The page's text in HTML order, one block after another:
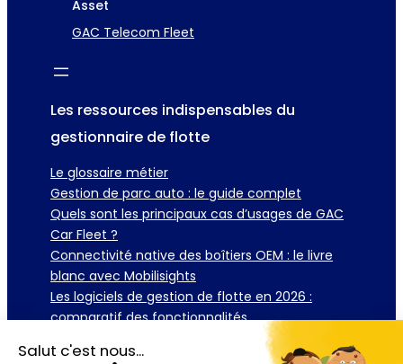
Salut c'est nous...
Asset
GAC Telecom Fleet
Les ressources indispensables du
gestionnaire de flotte
Le glossaire métier
Gestion de parc auto : le guide complet
Quels sont les principaux cas d’usages de GAC
Car Fleet ?
Connectivité native des boîtiers OEM : le livre
blanc avec Mobilisights
Les logiciels de gestion de flotte en 2026 :
comparatif des fonctionnalités
Télécharger la brochure Demander une démo